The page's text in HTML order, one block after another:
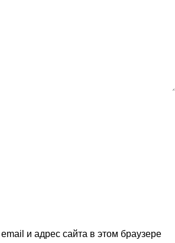
и адрес сайта в этом браузере